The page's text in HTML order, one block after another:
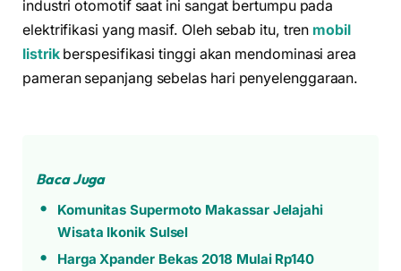
industri otomotif saat ini sangat bertumpu pada
elektrifikasi yang masif. Oleh sebab itu, tren mobil
listrikberspesifikasi tinggi akan mendominasi area
pameran sepanjang sebelas hari penyelenggaraan.
Baca Juga
Komunitas Supermoto Makassar Jelajahi
Wisata Ikonik Sulsel
Harga Xpander Bekas 2018 Mulai Rp140